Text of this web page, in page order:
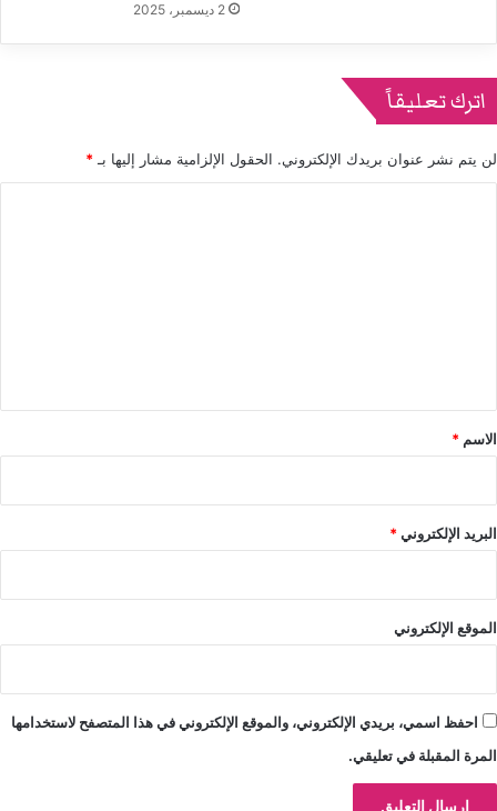
2 ديسمبر، 2025
اترك تعليقاً
لن يتم نشر عنوان بريدك الإلكتروني. الحقول الإلزامية مشار إليها بـ*
*
الاسم *
البريد الإلكتروني*
الموقع الإلكتروني
احفظ اسمي، بريدي الإلكتروني، والموقع الإلكتروني في هذا المتصفح لاستخدامها
المرة المقبلة في تعليقي.